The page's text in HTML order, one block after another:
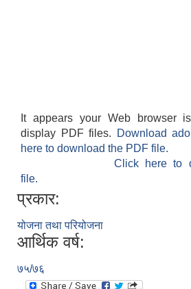
It appears your Web browser
display PDF files.
Download
here to download the PDF file.
Click here to
file.
प्रकार:
योजना तथा परियोजना
आर्थिक वर्ष:
७५/७६